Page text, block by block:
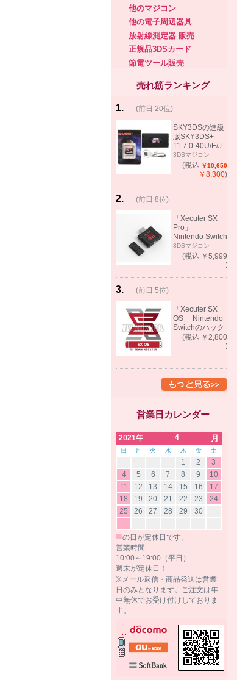
他のマジコン
他の電子周辺器具
放射線測定器 販売
正規品3DSカード
節電ツール販売
売れ筋ランキング
1.
rank
(前日 20位)
SKY3DSの進級
版SKY3DS+
11.7.0-40U/E/J
で起動可能
(MHX、FEifサポ
3DSマジコン
(税込￥10,650
￥8,300)
2.
rank
(前日 8位)
「Xecuter SX
Pro」
Nintendo Switch
バックアップゲ
ーム起動可能
3DSマジコン
(税込 ￥5,999
)
3.
rank
up!
(前日 5位)
「Xecuter SX
OS」 Nintendo
Switchのハック
ツール バック
(税込 ￥2,800
)
営業日カレンダー
2021年 4 月
日 月 火 水 木 金 土
1 2
3
4
5 6 7 8 9
10
11
12 13 14 15 16
17
18
19 20 21 22 23
24
25
26 27 28 29 30
■の日が定休日です。
営業時間
10:00～19:00（平日）
週末が定休日！
※メール返信・商品発送は営業
日のみとなります。ご注文は年
中無休でお受け付けしておりま
す。